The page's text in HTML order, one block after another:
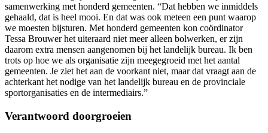
samenwerking met honderd gemeenten. “Dat hebben we inmiddels
gehaald, dat is heel mooi. En dat was ook meteen een punt waarop
we moesten bijsturen. Met honderd gemeenten kon coördinator
Tessa Brouwer het uiteraard niet meer alleen bolwerken, er zijn
daarom extra mensen aangenomen bij het landelijk bureau. Ik ben
trots op hoe we als organisatie zijn meegegroeid met het aantal
gemeenten. Je ziet het aan de voorkant niet, maar dat vraagt aan de
achterkant het nodige van het landelijk bureau en de provinciale
sportorganisaties en de intermediairs.”
Verantwoord doorgroeien